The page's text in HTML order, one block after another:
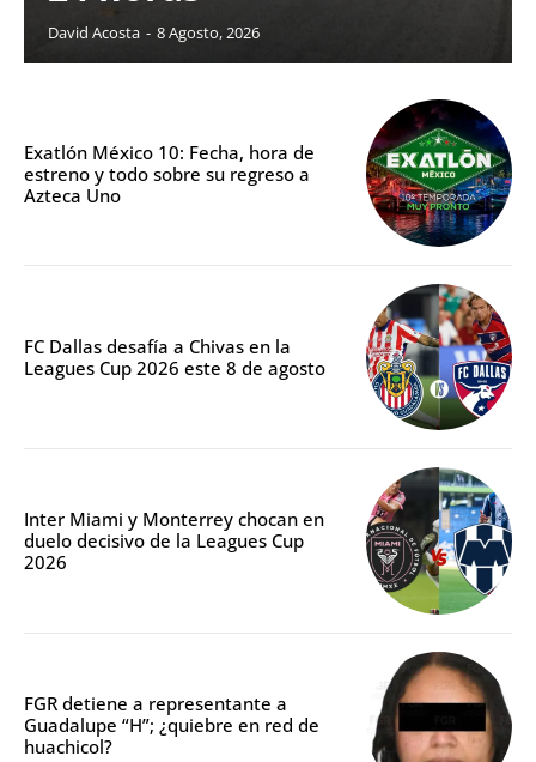
David Acosta - 8 Agosto, 2026
Exatlón México 10: Fecha, hora de
estreno y todo sobre su regreso a
Azteca Uno
FC Dallas desafía a Chivas en la
Leagues Cup 2026 este 8 de agosto
Inter Miami y Monterrey chocan en
duelo decisivo de la Leagues Cup
2026
FGR detiene a representante a
Guadalupe “H”; ¿quiebre en red de
huachicol?